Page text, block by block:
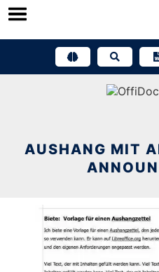
Skip
AUSHANG MIT